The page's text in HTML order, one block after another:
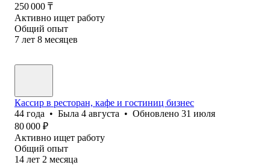
250 000 ₸
Активно ищет работу
Общий опыт
7 лет 8 месяцев
Кассир в ресторан, кафе и гостиниц бизнес
44 года • Была 4 августа • Обновлено 31 июля
80 000 ₽
Активно ищет работу
Общий опыт
14 лет 2 месяца